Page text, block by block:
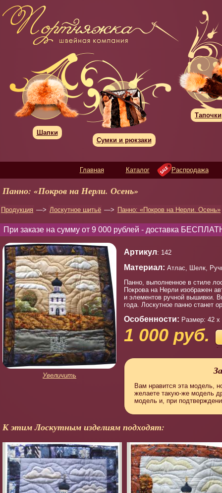
Шапки
Сумки и рюкзаки
Тапочки
Главная Каталог Распродажа
Панно: «Покров на Нерли. Осень»
Продукция —> Лоскутное шитьё —> Панно: «Покров на Нерли. Осень»
При заказе на сумму от 9 000 рублей - доставка
Увеличить
Артикул: 142
Материал: Атлас, Шелк,
Панно, выполненное в стиле
Покрова на Нерли изображен
и элементов ручной вышивки.
года. Лоскутное панно станет
Особенности: Размер: 42
1 000 руб.
Вам нравится эта модель,
желаете такую-же модель
модель и, при
К этим Лоскутным изделиям подходят: